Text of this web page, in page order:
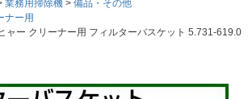
業務用掃除機
備品・その他
ナー用
ャー クリーナー用 フィルターバスケット 5.731-619.0